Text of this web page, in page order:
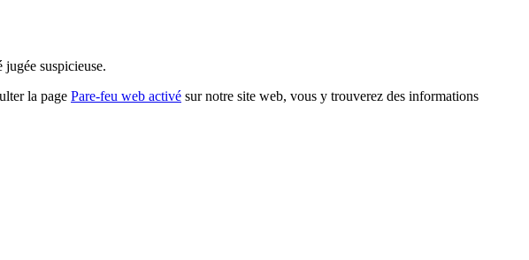
suspicieuse.
la page Pare-feu web activé sur notre site web, vous y trouverez des informations